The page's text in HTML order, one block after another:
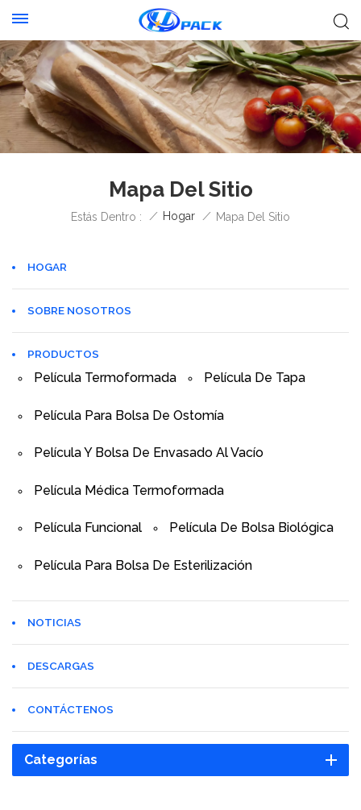
Mapa Del Sitio
Estás Dentro : / Hogar / Mapa Del Sitio
HOGAR
SOBRE NOSOTROS
PRODUCTOS
Película Termoformada Película De Tapa
Película Para Bolsa De Ostomía
Película Y Bolsa De Envasado Al Vacío
Película Médica Termoformada
Película Funcional Película De Bolsa Biológica
Película Para Bolsa De Esterilización
NOTICIAS
DESCARGAS
CONTÁCTENOS
Categorías